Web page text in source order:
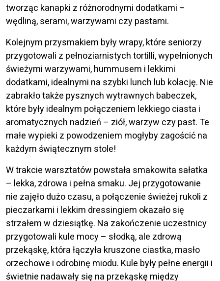
tworząc kanapki z różnorodnymi dodatkami –
wędliną, serami, warzywami czy pastami.
Kolejnym przysmakiem były wrapy, które seniorzy
przygotowali z pełnoziarnistych tortilli, wypełnionych
świeżymi warzywami, hummusem i lekkimi
dodatkami, idealnymi na szybki lunch lub kolację. Nie
zabrakło także pysznych wytrawnych babeczek,
które były idealnym połączeniem lekkiego ciasta i
aromatycznych nadzień – ziół, warzyw czy past. Te
małe wypieki z powodzeniem mogłyby zagościć na
każdym świątecznym stole!
W trakcie warsztatów powstała smakowita sałatka
– lekka, zdrowa i pełna smaku. Jej przygotowanie
nie zajęło dużo czasu, a połączenie świeżej rukoli z
pieczarkami i lekkim dressingiem okazało się
strzałem w dziesiątkę. Na zakończenie uczestnicy
przygotowali kule mocy – słodką, ale zdrową
przekąskę, która łączyła kruszone ciastka, masło
orzechowe i odrobinę miodu. Kule były pełne energii i
świetnie nadawały się na przekąskę między